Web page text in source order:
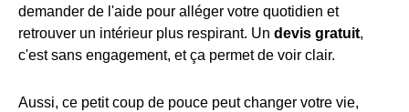
demander de l'aide pour alléger votre quotidien et
retrouver un intérieur plus respirant. Un devis gratuit,
c'est sans engagement, et ça permet de voir clair.
Aussi, ce petit coup de pouce peut changer votre vie,